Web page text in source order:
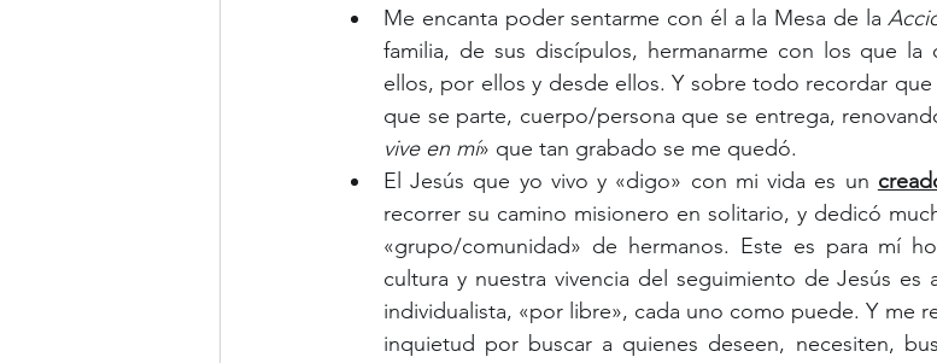
Me encanta poder sentarme con él a la Mesa de la
familia, de sus discípulos, hermanarme con los que
ellos, por ellos y desde ellos. Y sobre todo recordar
que se parte, cuerpo/persona que se entrega,
vive en mí» que tan grabado se me quedó.
El Jesús que yo vivo y «digo» con mi vida es un
recorrer su camino misionero en solitario, y dedicó
«grupo/comunidad» de hermanos. Este es para mí
cultura y nuestra vivencia del seguimiento de Jesús es
individualista, «por libre», cada uno como puede. Y me
inquietud por buscar a quienes deseen, necesiten,